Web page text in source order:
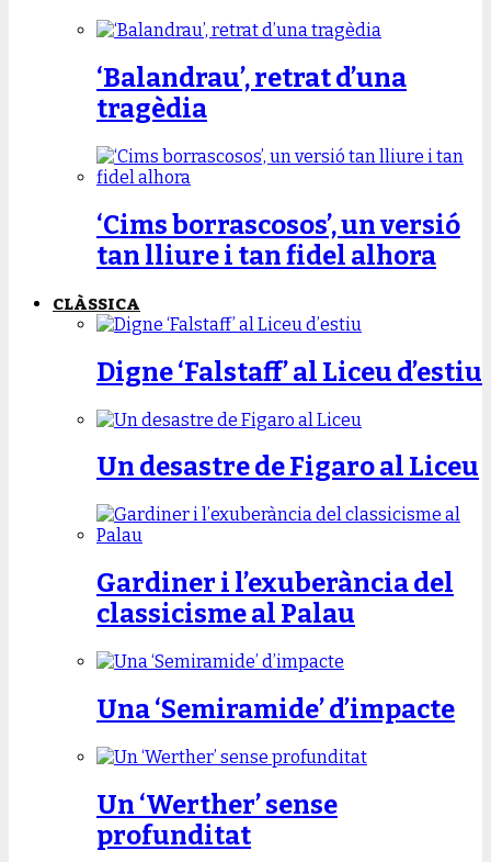
‘Balandrau’, retrat d’una
tragèdia
‘Cims borrascosos’, un versió
tan lliure i tan fidel alhora
CLÀSSICA
Digne ‘Falstaff’ al Liceu d’estiu
Un desastre de Figaro al Liceu
Gardiner i l’exuberància del
classicisme al Palau
Una ‘Semiramide’ d’impacte
Un ‘Werther’ sense
profunditat